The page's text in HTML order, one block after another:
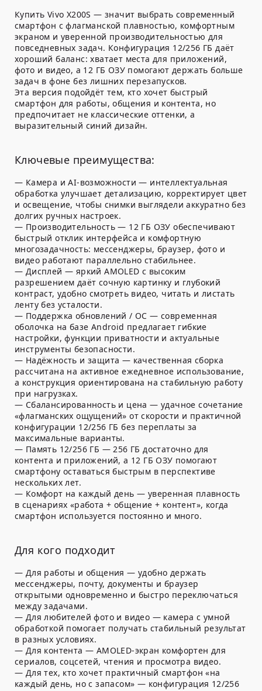
Купить Vivo X200S — значит выбрать современный
смартфон с флагманской плавностью, комфортным
экраном и уверенной производительностью для
повседневных задач. Конфигурация 12/256 ГБ даёт
хороший баланс: хватает места для приложений,
фото и видео, а 12 ГБ ОЗУ помогают держать больше
задач в фоне без лишних перезапусков.
Эта версия подойдёт тем, кто хочет быстрый
смартфон для работы, общения и контента, но
предпочитает не классические оттенки, а
выразительный синий дизайн.
Ключевые преимущества:
— Камера и AI-возможности — интеллектуальная
обработка улучшает детализацию, корректирует цвет
и освещение, чтобы снимки выглядели аккуратно без
долгих ручных настроек.
— Производительность — 12 ГБ ОЗУ обеспечивают
быстрый отклик интерфейса и комфортную
многозадачность: мессенджеры, браузер, фото и
видео работают параллельно стабильнее.
— Дисплей — яркий AMOLED с высоким
разрешением даёт сочную картинку и глубокий
контраст, удобно смотреть видео, читать и листать
ленту без усталости.
— Поддержка обновлений / ОС — современная
оболочка на базе Android предлагает гибкие
настройки, функции приватности и актуальные
инструменты безопасности.
— Надёжность и защита — качественная сборка
рассчитана на активное ежедневное использование,
а конструкция ориентирована на стабильную работу
при нагрузках.
— Сбалансированность и цена — удачное сочетание
«флагманских ощущений» от скорости и практичной
конфигурации 12/256 ГБ без переплаты за
максимальные варианты.
— Память 12/256 ГБ — 256 ГБ достаточно для
контента и приложений, а 12 ГБ ОЗУ помогают
смартфону оставаться быстрым в перспективе
нескольких лет.
— Комфорт на каждый день — уверенная плавность
в сценариях «работа + общение + контент», когда
смартфон используется постоянно и много.
Для кого подходит
— Для работы и общения — удобно держать
мессенджеры, почту, документы и браузер
открытыми одновременно и быстро переключаться
между задачами.
— Для любителей фото и видео — камера с умной
обработкой помогает получать стабильный результат
в разных условиях.
— Для контента — AMOLED-экран комфортен для
сериалов, соцсетей, чтения и просмотра видео.
— Для тех, кто хочет практичный смартфон «на
каждый день, но с запасом» — конфигурация 12/256